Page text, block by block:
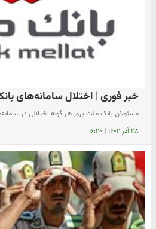
خبر فوری | اختلال سامانه‌های
مسئولان بانک ملت بروز هر گونه اختلالی در
۲۸ آذر ۱۴۰۲ | ۱۶:۲۰